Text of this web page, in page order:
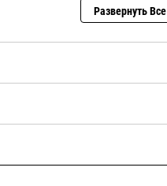
Развернуть Все